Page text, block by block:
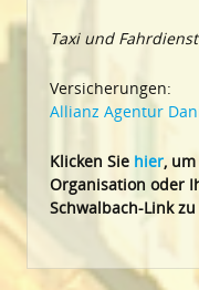
Taxi und
Versicherungen:
Allianz Agentur
Klicken Sie hier,
Organisation oder
Schwalbach-Link